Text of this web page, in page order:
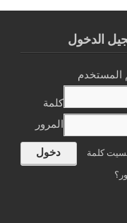
الدخول
المستخدم
كلمة
المرور
كلمة